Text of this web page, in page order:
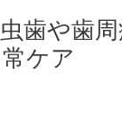
歯や歯
ケア